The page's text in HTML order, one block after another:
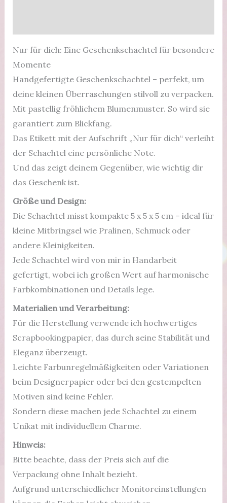
Nur für dich: Eine Geschenkschachtel für besondere
Momente
Handgefertigte Geschenkschachtel – perfekt, um
deine kleinen Überraschungen stilvoll zu verpacken.
Mit pastellig fröhlichem Blumenmuster. So wird sie
garantiert zum Blickfang.
Das Etikett mit der Aufschrift „Nur für dich“ verleiht
der Schachtel eine persönliche Note.
Und das zeigt deinem Gegenüber, wie wichtig dir
das Geschenk ist.
Größe und Design:
Die Schachtel misst kompakte 5 x 5 x 5 cm – ideal für
kleine Mitbringsel wie Pralinen, Schmuck oder
andere Kleinigkeiten.
Jede Schachtel wird von mir in Handarbeit
gefertigt, wobei ich großen Wert auf harmonische
Farbkombinationen und Details lege.
Materialien und Verarbeitung:
Für die Herstellung verwende ich hochwertiges
Scrapbookingpapier, das durch seine Stabilität und
Eleganz überzeugt.
Leichte Farbunregelmäßigkeiten oder Variationen
beim Designerpapier oder bei den gestempelten
Motiven sind keine Fehler.
Sondern diese machen jede Schachtel zu einem
Unikat mit individuellem Charme.
Hinweis:
Bitte beachte, dass der Preis sich auf die
Verpackung ohne Inhalt bezieht.
Aufgrund unterschiedlicher Monitoreinstellungen